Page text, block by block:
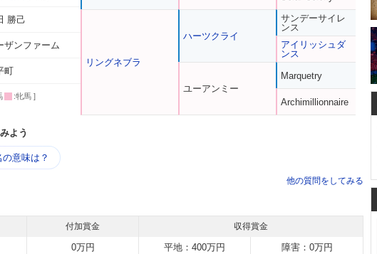
勝己
ザンファーム
町
:牝馬 ]
リングネブラ
ハーツクライ
ユーアンミー
サンデーサイレ
ンス
アイリッシュダ
ンス
Marquetry
Archimillionnaire
よう
意味は？
他の質問をしてみる
付加賞金 収得賞金
0万円 平地：400万円 障害：0万円